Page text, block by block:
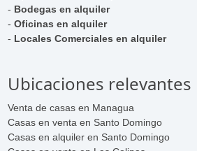
- Bodegas en alquiler
-Oficinas en alquiler
- Locales Comerciales en alquiler
Ubicaciones relevantes
Venta de casas en Managua
Casas en venta en Santo Domingo
Casas en alquiler en Santo Domingo